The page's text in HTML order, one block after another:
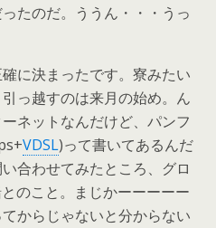
たのだ。ううん・・・うっ
に決まったです。寮みたい
っ越すのは来月の始め。ん
ネットなんだけど、パンフ
VDSL)って書いてあるんだ
合わせてみたところ、グロ
のこと。まじかーーーーー
からじゃないと分からない